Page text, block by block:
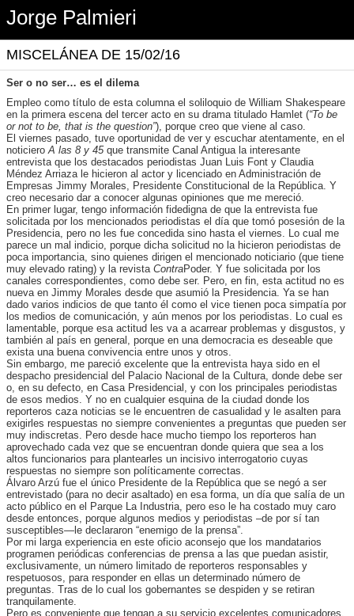
Jorge Palmieri
MISCELÁNEA DE 15/02/16
Ser o no ser… es el dilema
Empleo como título de esta columna el soliloquio de William Shakespeare
en la primera escena del tercer acto en su drama titulado Hamlet (“To be
or not to be, that is the question”), porque creo que viene al caso.
El viernes pasado, tuve oportunidad de ver y escuchar atentamente, en el
noticieroA las 8 y 45que transmite Canal Antigua la interesante
entrevista que los destacados periodistas Juan Luis Font y Claudia
Méndez Arriaza le hicieron al actor y licenciado en Administración de
Empresas Jimmy Morales, Presidente Constitucional de la República. Y
creo necesario dar a conocer algunas opiniones que me mereció.
En primer lugar, tengo información fidedigna de que la entrevista fue
solicitada por los mencionados periodistas el día que tomó posesión de la
Presidencia, pero no les fue concedida sino hasta el viernes. Lo cual me
parece un mal indicio, porque dicha solicitud no la hicieron periodistas de
poca importancia, sino quienes dirigen el mencionado noticiario (que tiene
muy elevado rating) y la revista ContraPoder. Y fue solicitada por los
canales correspondientes, como debe ser. Pero, en fin, esta actitud no es
nueva en Jimmy Morales desde que asumió la Presidencia. Ya se han
dado varios indicios de que tanto él como el vice tienen poca simpatía por
los medios de comunicación, y aún menos por los periodistas. Lo cual es
lamentable, porque esa actitud les va a acarrear problemas y disgustos, y
también al país en general, porque en una democracia es deseable que
exista una buena convivencia entre unos y otros.
Sin embargo, me pareció excelente que la entrevista haya sido en el
despacho presidencial del Palacio Nacional de la Cultura, donde debe ser
o, en su defecto, en Casa Presidencial, y con los principales periodistas
de esos medios. Y no en cualquier esquina de la ciudad donde los
reporteros caza noticias se le encuentren de casualidad y le asalten para
exigirles respuestas no siempre convenientes a preguntas que pueden ser
muy indiscretas. Pero desde hace mucho tiempo los reporteros han
aprovechado cada vez que se encuentran donde quiera que sea a los
altos funcionarios para plantearles un incisivo interrogatorio cuyas
respuestas no siempre son políticamente correctas.
Álvaro Arzú fue el único Presidente de la República que se negó a ser
entrevistado (para no decir asaltado) en esa forma, un día que salía de un
acto público en el Parque La Industria, pero eso le ha costado muy caro
desde entonces, porque algunos medios y periodistas –de por sí tan
susceptibles—le declararon “enemigo de la prensa”.
Por mi larga experiencia en este oficio aconsejo que los mandatarios
programen periódicas conferencias de prensa a las que puedan asistir,
exclusivamente, un número limitado de reporteros responsables y
respetuosos, para responder en ellas un determinado número de
preguntas. Tras de lo cual los gobernantes se despiden y se retiran
tranquilamente.
Pero es conveniente que tengan a su servicio excelentes comunicadores,